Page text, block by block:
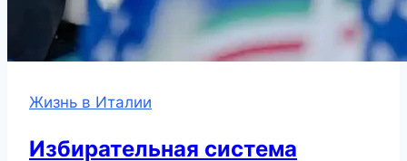
Жизнь в Италии
Избирательная система